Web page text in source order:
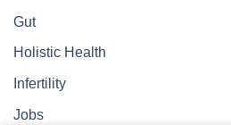
Gut
Holistic Health
Infertility
Jobs